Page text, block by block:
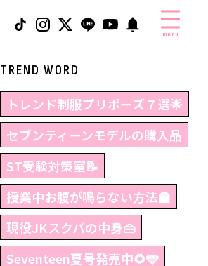
menu
TREND WORD
トレンド制服プリポーズ７選🌟
セブンティーンモデルの購入品
ST受験対策室📝
授業中お腹が鳴らない方法🏫
現役JKスクバの中身👜
Seventeen夏号発売中🌻🩵